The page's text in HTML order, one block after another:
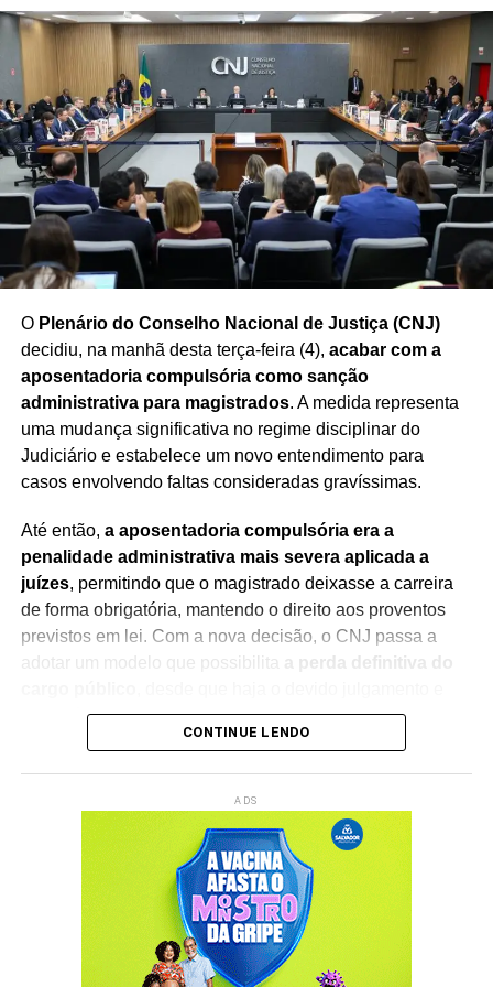
especialistas destacam queas intenções de voto
podem variar ao longo do processo eleitoral,
influenciadas por fatores econômicos, sociais, decisões
partidárias e acontecimentos do cenário nacional.
Redação Saiba+
O Plenário do Conselho Nacional de Justiça (CNJ)
decidiu, na manhã desta terça-feira (4), acabar com a
aposentadoria compulsória como sanção
administrativa para magistrados. A medida representa
uma mudança significativa no regime disciplinar do
Judiciário e estabelece um novo entendimento para
casos envolvendo faltas consideradas gravíssimas.
Até então, a aposentadoria compulsória era a
penalidade administrativa mais severa aplicada a
juízes, permitindo que o magistrado deixasse a carreira
de forma obrigatória, mantendo o direito aos proventos
previstos em lei. Com a nova decisão, o CNJ passa a
adotar um modelo que possibilita
a perda definitiva do
observância das regras constitucionais.
Supremo Tribunal Federal (STF). Na abertura dos
trabalhos, o ministro destacou a importância do debate
institucional e ressaltou que a decisão representa um
avanço no aperfeiçoamento dos mecanismos de
responsabilização e integridade no Poder Judiciário.
A nova diretriz fortalece a responsabilização de
CONTINUE LENDO
ADS